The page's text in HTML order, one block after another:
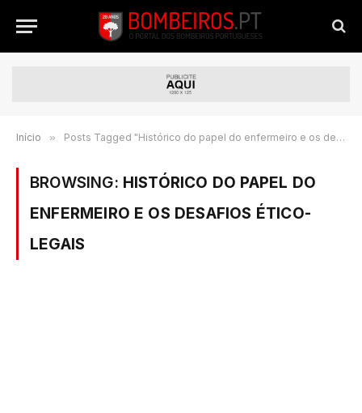
Início » Posts Tagged "Histórico do papel do enfermeiro e os desafios ético-legais"
BROWSING: HISTÓRICO DO PAPEL DO
ENFERMEIRO E OS DESAFIOS ÉTICO-
LEGAIS